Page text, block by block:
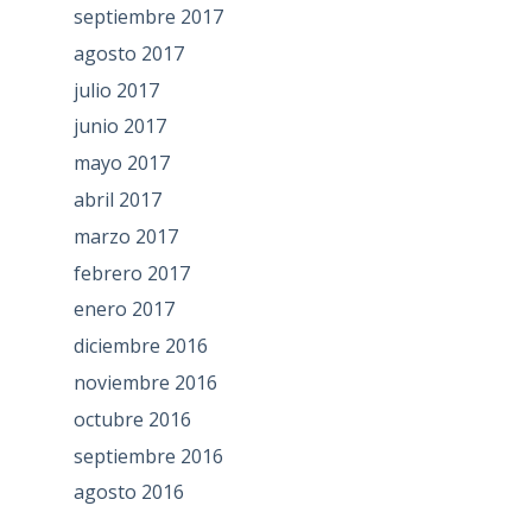
septiembre 2017
agosto 2017
julio 2017
junio 2017
mayo 2017
abril 2017
marzo 2017
febrero 2017
enero 2017
diciembre 2016
noviembre 2016
octubre 2016
septiembre 2016
agosto 2016